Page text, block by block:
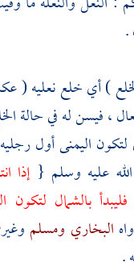
.
) أي خلع نعليه
، فيسن له في حالة
اليمنى أول رجليه
عليه وسلم {إذا
بالشمال لتكون
البخاري ومسلم
.